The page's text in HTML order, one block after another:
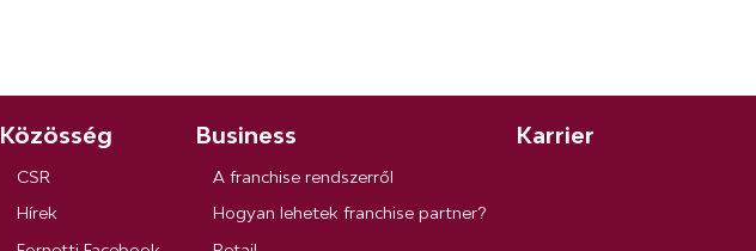
Közösség
CSR
Hírek
Business
A franchise rendszerről
Hogyan lehetek franchise partner?
Karrier